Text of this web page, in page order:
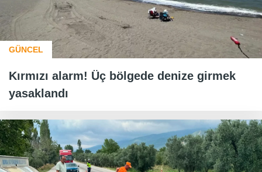
GÜNCEL
Kırmızı alarm! Üç bölgede denize girmek
yasaklandı